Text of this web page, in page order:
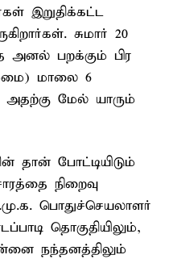
இறுதிக்கட்ட
சுமார் 20
அனல் பறக்கும் பிர
மாலை 6
அதற்கு மேல் யாரும்
தான் போட்டியிடும்
நிறைவு
பொதுச்செயலாளர்
தொகுதியிலும்,
நந்தனத்திலும்